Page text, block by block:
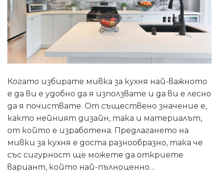
Когато избирате мивка за кухня най-важното
е да ви е удобно да я използвате и да ви е лесно
да я почиствате. От съществено значение е,
както нейният дизайн, така и материалът,
от който е изработена. Предлагането на
мивки за кухня е доста разнообразно, така че
със сигурност ще можете да откриете
вариант, който най-пълноценно…